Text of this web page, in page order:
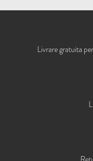
Livrare gratuita